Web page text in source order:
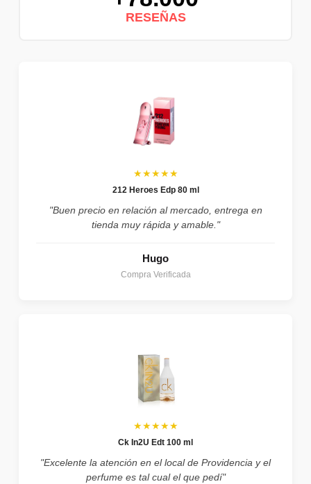
RESEÑAS
★★★★★
212 Heroes Edp 80 ml
"Buen precio en relación al mercado, entrega en
tienda muy rápida y amable."
Hugo
Compra Verificada
★★★★★
Ck In2U Edt 100 ml
"Excelente la atención en el local de Providencia y el
perfume es tal cual el que pedí"